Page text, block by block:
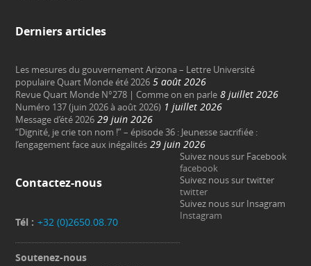
Derniers articles
Les mesures du gouvernement Arizona – Lettre Université
populaire Quart Monde été 2026 5 août 2026
Revue Quart Monde N°278 | Comme on en parle 8 juillet 2026
Numéro 137 (juin 2026 à août 2026) 1 juillet 2026
Message d’été 2026 29 juin 2026
“Dignité, je crie ton nom !” – épisode 36 : Jeunesse sacrifiée :
l’engagement face aux inégalités 29 juin 2026
Contactez-nous
Tél : +32 (0)2650.08.70
Soutenez-nous
Suivez nous sur Facebook
facebook
Suivez nous sur twitter
twitter
Suivez nous sur Insagram
Instagram